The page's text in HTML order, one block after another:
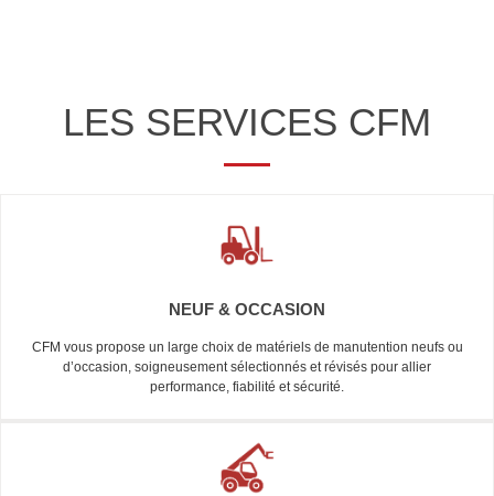
LES SERVICES CFM
NEUF & OCCASION
CFM vous propose un large choix de matériels de manutention neufs ou
d’occasion, soigneusement sélectionnés et révisés pour allier
performance, fiabilité et sécurité.